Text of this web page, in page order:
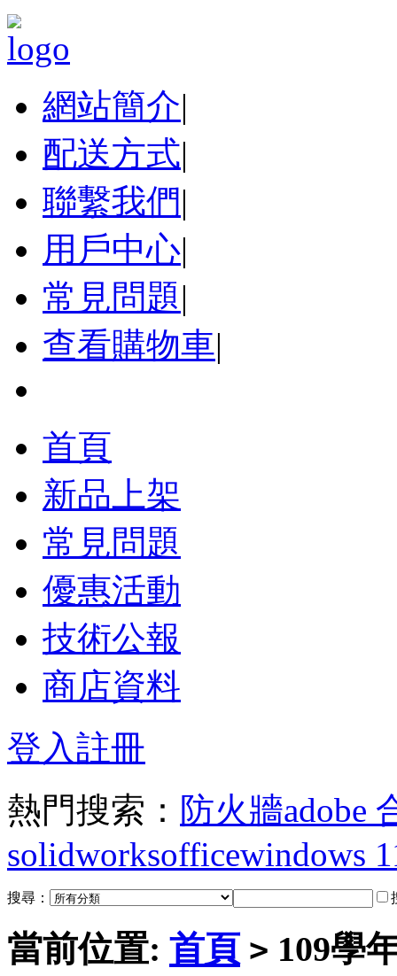
網站簡介|
配送方式|
聯繫我們|
用戶中心|
常見問題|
查看購物車|
首頁
新品上架
常見問題
優惠活動
技術公報
商店資料
登入註冊
熱門搜索： 防火牆adobe
solidworksofficewindows
搜尋：
當前位置: 首頁 > 109學